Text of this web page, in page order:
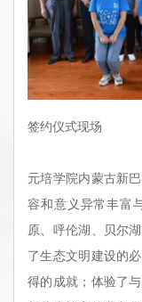
签约仪式现场
元培学院内蒙古新
容和意义异常丰富
原、呼伦湖、贝尔
了生态文明建设的
得的成就；体验了